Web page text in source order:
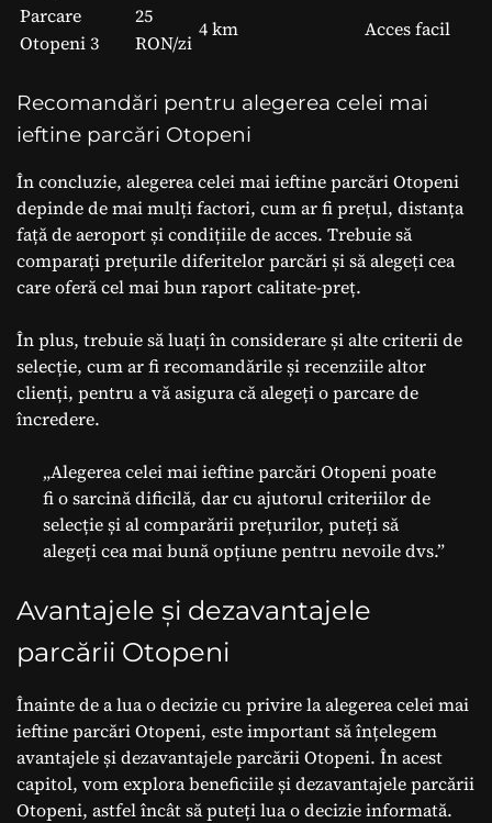
Parcare
Otopeni 3
25
RON/zi
4 km Acces facil
Recomandări pentru alegerea celei mai
ieftine parcări Otopeni
În concluzie, alegerea celei mai ieftine parcări Otopeni
depinde de mai mulți factori, cum ar fi prețul, distanța
față de aeroport și condițiile de acces. Trebuie să
comparați prețurile diferitelor parcări și să alegeți cea
care oferă cel mai bun raport calitate-preț.
În plus, trebuie să luați în considerare și alte criterii de
selecție, cum ar fi recomandările și recenziile altor
clienți, pentru a vă asigura că alegeți o parcare de
încredere.
„Alegerea celei mai ieftine parcări Otopeni poate
fi o sarcină dificilă, dar cu ajutorul criteriilor de
selecție și al comparării prețurilor, puteți să
alegeți cea mai bună opțiune pentru nevoile dvs.”
Avantajele și dezavantajele
parcării Otopeni
Înainte de a lua o decizie cu privire la alegerea celei mai
ieftine parcări Otopeni, este important să înțelegem
avantajele și dezavantajele parcării Otopeni. În acest
capitol, vom explora beneficiile și dezavantajele parcării
Otopeni, astfel încât să puteți lua o decizie informată.